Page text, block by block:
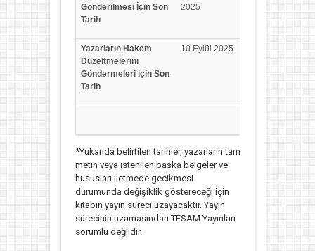
Gönderilmesi İçin Son
Tarih
2025
Yazarların Hakem
Düzeltmelerini
Göndermeleri için Son
Tarih
10 Eylül 2025
*Yukarıda belirtilen tarihler, yazarların tam
metin veya istenilen başka belgeler ve
hususları iletmede gecikmesi
durumunda değişiklik göstereceği için
kitabın yayın süreci uzayacaktır. Yayın
sürecinin uzamasından TESAM Yayınları
sorumlu değildir.